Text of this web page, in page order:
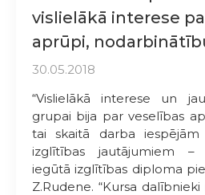
vislielākā interese
aprūpi,
30.05.2018
“Vislielākā interese un
grupai bija par veselības
tai skaitā darba
izglītības jautājumiem –
iegūtā izglītības diploma
Z.Rudene. “Kursa